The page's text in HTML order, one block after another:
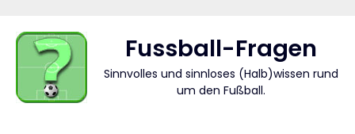
content
Fussball-Fragen
Sinnvolles und sinnloses (Halb)wissen rund
um den Fußball.